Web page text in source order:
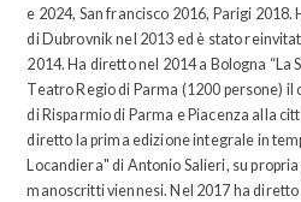
e 2024, San francisco 2016, Parigi
di Dubrovnik nel 2013 ed è stato
2014. Ha diretto nel 2014 a Bologna “La
Teatro Regio di Parma (1200 persone)
di Risparmio di Parma e Piacenza alla
diretto la prima edizione integrale in
Locandiera" di Antonio Salieri, su
manoscritti viennesi. Nel 2017 ha